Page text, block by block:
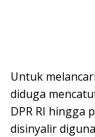
Untuk
diduga
DPR RI hingga
disinyalir